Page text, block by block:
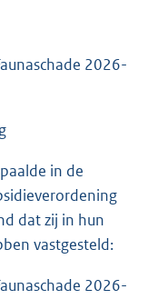
2026-
in de
dat zij in hun
vastgesteld:
2026-